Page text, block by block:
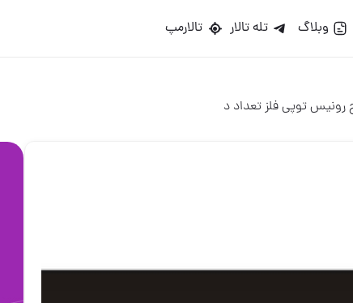
وبلاگ تله تالار تالارمپ
توپی فلز تعداد د